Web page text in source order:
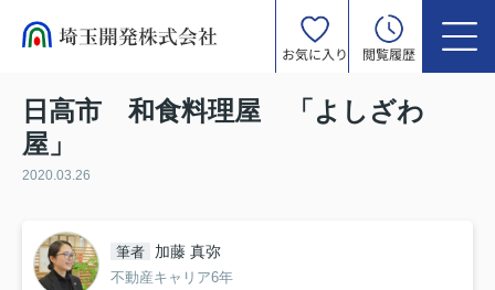
お気に入り 閲覧履歴
日高市 和食料理屋 「よしざわ
屋」
2020.03.26
筆者 加藤 真弥
不動産キャリア6年